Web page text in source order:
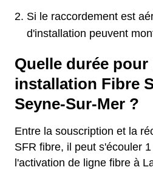
Si le raccordement est
d'installation peuvent
Quelle durée pour
installation Fibre
Seyne-Sur-Mer ?
Entre la souscription et la
SFR fibre, il peut s'écouler
l'activation de ligne fibre à